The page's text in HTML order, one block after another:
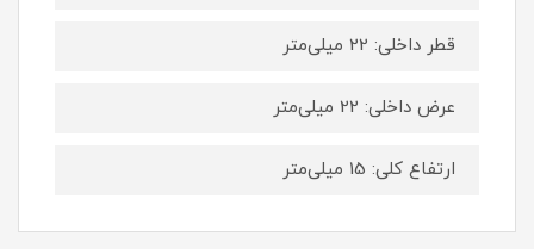
قطر داخلی: 22 میلی‌متر
عرض داخلی: 22 میلی‌متر
ارتفاع کلی: 15 میلی‌متر